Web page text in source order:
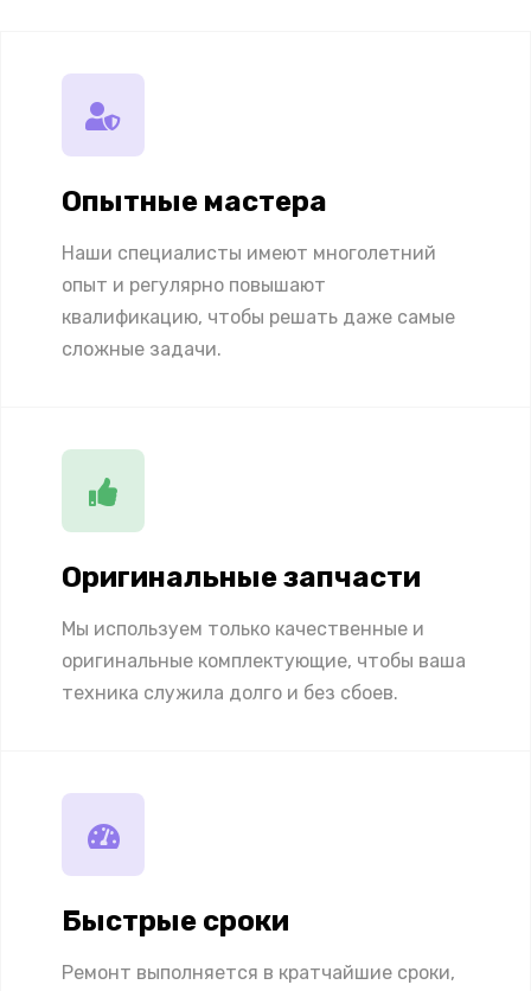
Опытные мастера
Наши специалисты имеют многолетний
опыт и регулярно повышают
квалификацию, чтобы решать даже самые
сложные задачи.
Оригинальные запчасти
Мы используем только качественные и
оригинальные комплектующие, чтобы ваша
техника служила долго и без сбоев.
Быстрые сроки
Ремонт выполняется в кратчайшие сроки,